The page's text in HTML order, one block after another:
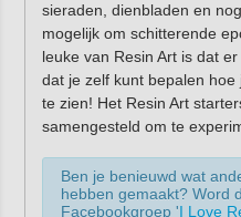
sieraden, dienbladen en
mogelijk om schitterende
leuke van Resin Art is dat
dat je zelf kunt bepalen
te zien! Het Resin Art
samengesteld om te
Ben je benieuwd wat
hebben gemaakt? Word
Facebookgroep 'I Love